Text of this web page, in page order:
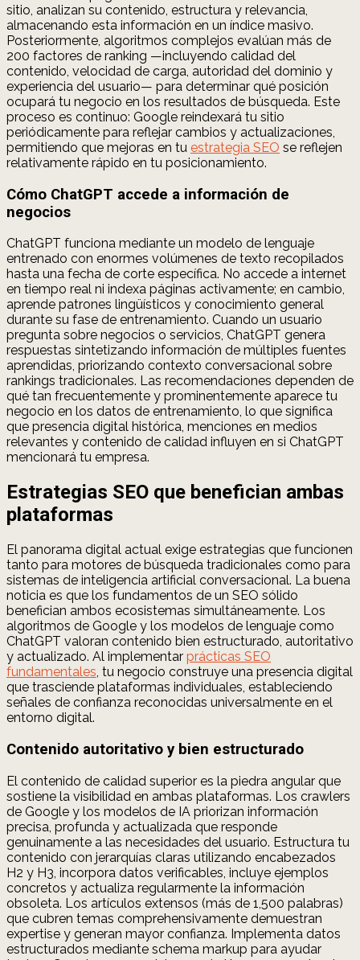
sitio, analizan su contenido, estructura y relevancia,
almacenando esta información en un índice masivo.
Posteriormente, algoritmos complejos evalúan más de
200 factores de ranking —incluyendo calidad del
contenido, velocidad de carga, autoridad del dominio y
experiencia del usuario— para determinar qué posición
ocupará tu negocio en los resultados de búsqueda. Este
proceso es continuo: Google reindexará tu sitio
periódicamente para reflejar cambios y actualizaciones,
permitiendo que mejoras en tu estrategia SEO se reflejen
relativamente rápido en tu posicionamiento.
Cómo ChatGPT accede a información de
negocios
ChatGPT funciona mediante un modelo de lenguaje
entrenado con enormes volúmenes de texto recopilados
hasta una fecha de corte específica. No accede a internet
en tiempo real ni indexa páginas activamente; en cambio,
aprende patrones lingüísticos y conocimiento general
durante su fase de entrenamiento. Cuando un usuario
pregunta sobre negocios o servicios, ChatGPT genera
respuestas sintetizando información de múltiples fuentes
aprendidas, priorizando contexto conversacional sobre
rankings tradicionales. Las recomendaciones dependen de
qué tan frecuentemente y prominentemente aparece tu
negocio en los datos de entrenamiento, lo que significa
que presencia digital histórica, menciones en medios
relevantes y contenido de calidad influyen en si ChatGPT
mencionará tu empresa.
Estrategias SEO que benefician ambas
plataformas
El panorama digital actual exige estrategias que funcionen
tanto para motores de búsqueda tradicionales como para
sistemas de inteligencia artificial conversacional. La buena
noticia es que los fundamentos de un SEO sólido
benefician ambos ecosistemas simultáneamente. Los
algoritmos de Google y los modelos de lenguaje como
ChatGPT valoran contenido bien estructurado, autoritativo
y actualizado. Al implementar prácticas SEO
fundamentales, tu negocio construye una presencia digital
que trasciende plataformas individuales, estableciendo
señales de confianza reconocidas universalmente en el
entorno digital.
Contenido autoritativo y bien estructurado
El contenido de calidad superior es la piedra angular que
sostiene la visibilidad en ambas plataformas. Los crawlers
de Google y los modelos de IA priorizan información
precisa, profunda y actualizada que responde
genuinamente a las necesidades del usuario. Estructura tu
contenido con jerarquías claras utilizando encabezados
H2 y H3, incorpora datos verificables, incluye ejemplos
concretos y actualiza regularmente la información
obsoleta. Los artículos extensos (más de 1,500 palabras)
que cubren temas comprehensivamente demuestran
expertise y generan mayor confianza. Implementa datos
estructurados mediante schema markup para ayudar